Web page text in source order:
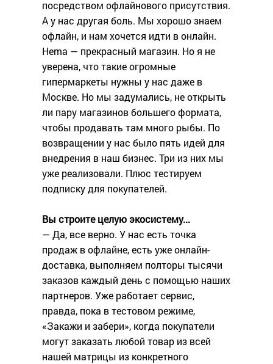
посредством офлайнового присутствия.
А у нас другая боль. Мы хорошо знаем
офлайн, и нам хочется идти в онлайн.
Hema — прекрасный магазин. Но я не
уверена, что такие огромные
гипермаркеты нужны у нас даже в
Москве. Но мы задумались, не открыть
ли пару магазинов большего формата,
чтобы продавать там много рыбы. По
возвращении у нас было пять идей для
внедрения в наш бизнес. Три из них мы
уже реализовали. Плюс тестируем
подписку для покупателей.
Вы строите целую экосистему...
— Да, все верно. У нас есть точка
продаж в офлайне, есть уже онлайн-
доставка, выполняем полторы тысячи
заказов каждый день с помощью наших
партнеров. Уже работает сервис,
правда, пока в тестовом режиме,
«Закажи и забери», когда покупатели
могут заказать любой товар из всей
нашей матрицы из конкретного